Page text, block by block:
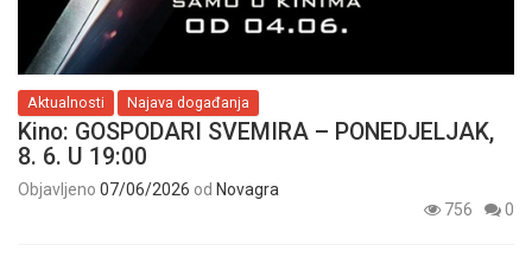
Aktualnosti Najava događanja
Kino: GOSPODARI SVEMIRA – PONEDJELJAK,
8. 6. U 19:00
Objavljeno 07/06/2026 od Novagra
756
0